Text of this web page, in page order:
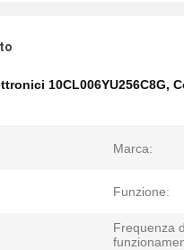
10CL006YU256C8G,
Marca:
Funzione:
Frequenza